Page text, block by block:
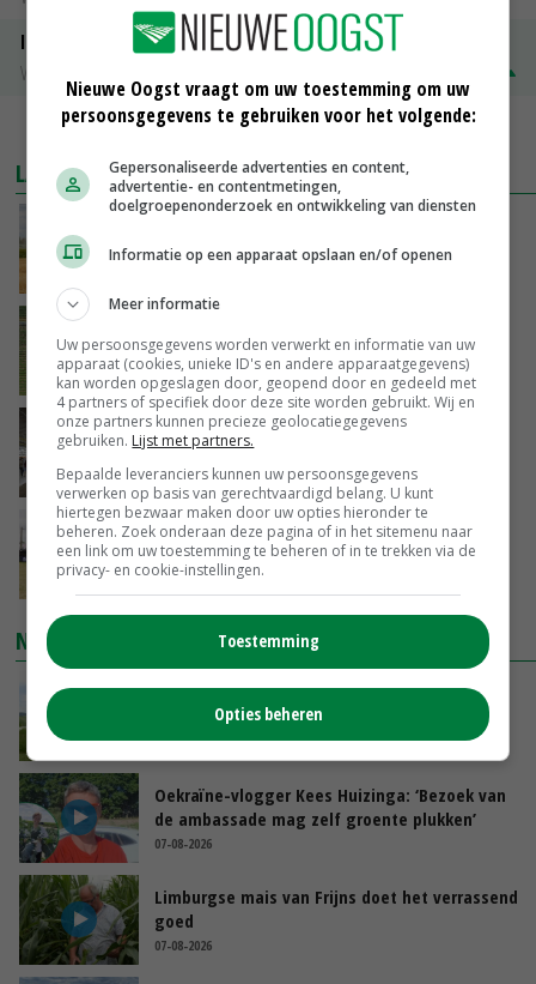
ISN prijs Frankrijk
Vleesvarkens
MEER MARKTPRIJZEN
LAATSTE NIEUWS
Twente, Achterhoek en rand Veluwe
euro
VANDAAG, 16:39
Brandschone pluimveestallen in Herpen
trekken honderden bezoekers
VANDAAG, 15:50
Vakbeurs Libramont: van trekpaard tot
laserwieder
VANDAAG, 15:22
NIEUWSTE VIDEO'S
POAH! John Deere 7730
08-08-2026
Oekraïne-vlogger Kees Huizinga: ‘Bezoek van
de ambassade mag zelf groente plukken’
07-08-2026
Limburgse mais van Frijns doet het verrassend
goed
07-08-2026
Nieuwe Oogst vraagt om uw toestemming om uw
persoonsgegevens te gebruiken voor het volgende:
Gepersonaliseerde advertenties en content,
advertentie- en contentmetingen,
doelgroepenonderzoek en ontwikkeling van diensten
Informatie op een apparaat opslaan en/of openen
Meer informatie
Uw persoonsgegevens worden verwerkt en informatie van uw
apparaat (cookies, unieke ID's en andere apparaatgegevens)
kan worden opgeslagen door, geopend door en gedeeld met
4 partners of specifiek door deze site worden gebruikt. Wij en
onze partners kunnen precieze geolocatiegegevens
gebruiken. Lijst met partners.
Bepaalde leveranciers kunnen uw persoonsgegevens
verwerken op basis van gerechtvaardigd belang. U kunt
hiertegen bezwaar maken door uw opties hieronder te
beheren. Zoek onderaan deze pagina of in het sitemenu naar
een link om uw toestemming te beheren of in te trekken via de
privacy- en cookie-instellingen.
Toestemming
Opties beheren